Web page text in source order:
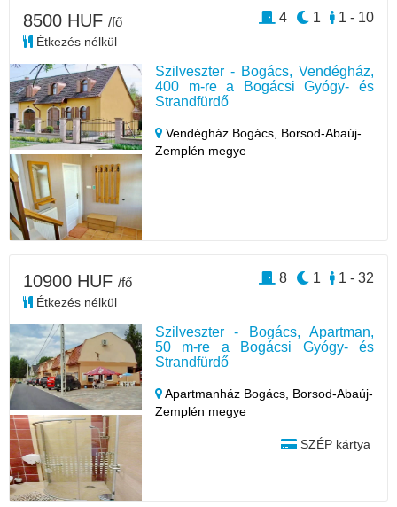
Szilveszter - Bogács, Vendégház,
400 m-re a Bogácsi Gyógy- és
Strandfürdő
Vendégház Bogács, Borsod-Abaúj-
Zemplén megye
8500 HUF /fő
Étkezés nélkül
1 - 10
1
4
Szilveszter - Bogács, Apartman,
50 m-re a Bogácsi Gyógy- és
Strandfürdő
Apartmanház Bogács, Borsod-Abaúj-
Zemplén megye
SZÉP kártya
10900 HUF /fő
Étkezés nélkül
1 - 32
1
8